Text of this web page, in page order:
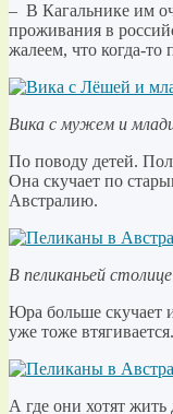
– В Кагальнике им
проживания в
жалеем, что когда-то
Вика с мужем и
По поводу детей.
Она скучает по
Австралию.
В пеликаньей
Юра больше скучает
уже тоже втягивается.
А где они хотят